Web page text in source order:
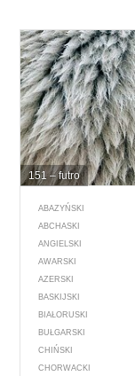
151 – futro
ABAZYŃSKI
ABCHASKI
ANGIELSKI
AWARSKI
AZERSKI
BASKIJSKI
BIAŁORUSKI
BUŁGARSKI
CHIŃSKI
CHORWACKI